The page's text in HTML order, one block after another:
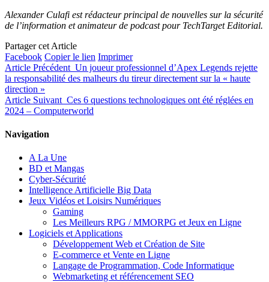
Alexander Culafi est rédacteur principal de nouvelles sur la sécurité
de l’information et animateur de podcast pour TechTarget Editorial.
Partager cet Article
Facebook Copier le lien Imprimer
Article Précédent Un joueur professionnel d’Apex Legends rejette
la responsabilité des malheurs du tireur directement sur la « haute
direction »
Article Suivant Ces 6 questions technologiques ont été réglées en
2024 – Computerworld
Navigation
A La Une
BD et Mangas
Cyber-Sécurité
Intelligence Artificielle Big Data
Jeux Vidéos et Loisirs Numériques
Gaming
Les Meilleurs RPG / MMORPG et Jeux en Ligne
Logiciels et Applications
Développement Web et Création de Site
E-commerce et Vente en Ligne
Langage de Programmation, Code Informatique
Webmarketing et référencement SEO